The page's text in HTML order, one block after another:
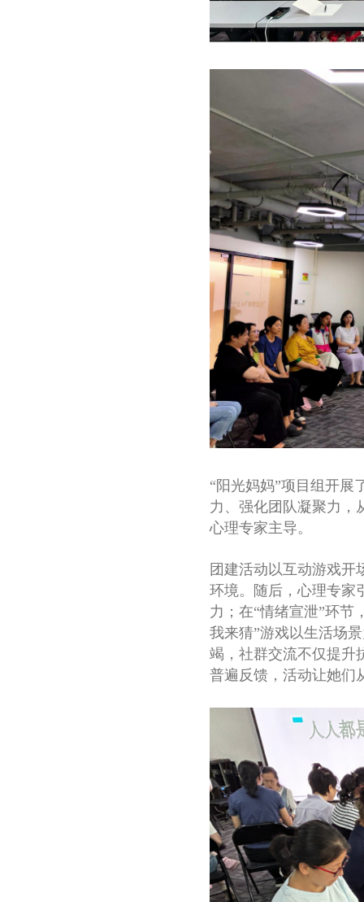
“阳光妈妈”项目组开展
力、强化团队凝聚力，
心理专家主导。
团建活动以互动游戏开
环境。随后，心理专家
力；在“情绪宣泄”环节
我来猜”游戏以生活场
竭，社群交流不仅提升
普遍反馈，活动让她们